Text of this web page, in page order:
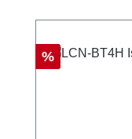
Réduction
%